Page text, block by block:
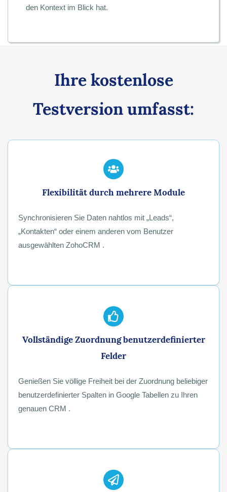
den Kontext im Blick hat.
Ihre kostenlose
Testversion umfasst:
Flexibilität durch mehrere Module
Synchronisieren Sie Daten nahtlos mit „Leads“,
„Kontakten“ oder einem anderen vom Benutzer
ausgewählten ZohoCRM .
Vollständige Zuordnung benutzerdefinierter
Felder
Genießen Sie völlige Freiheit bei der Zuordnung beliebiger
benutzerdefinierter Spalten in Google Tabellen zu Ihren
genauen CRM .